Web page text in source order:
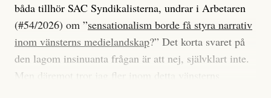
båda tillhör SAC Syndikalisterna, undrar i Arbetaren
(#54/2026) om ”sensationalism borde få styra narrativ
inom vänsterns medielandskap?” Det korta svaret på
den lagom insinuanta frågan är att nej, självklart inte.
Men däremot tror jag fler inom detta vänsterns